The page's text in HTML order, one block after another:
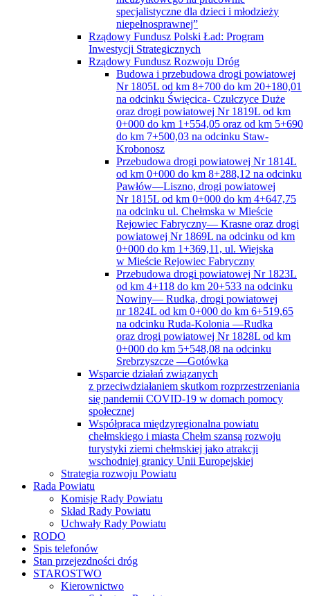
specjalistyczne dla dzieci i młodzieży
niepełnosprawnej”
Rządowy Fundusz Polski Ład: Program
Inwestycji Strategicznych
Rządowy Fundusz Rozwoju Dróg
Budowa i przebudowa drogi powiatowej
Nr 1805L od km 8+700 do km 20+180,01
na odcinku Święcica- Czułczyce Duże
oraz drogi powiatowej Nr 1819L od km
0+000 do km 1+554,05 oraz od km 5+690
do km 7+500,03 na odcinku Staw-
Krobonosz
Przebudowa drogi powiatowej Nr 1814L
od km 0+000 do km 8+288,12 na odcinku
Pawłów—Liszno, drogi powiatowej
Nr 1815L od km 0+000 do km 4+647,75
na odcinku ul. Chełmska w Mieście
Rejowiec Fabryczny— Krasne oraz drogi
powiatowej Nr 1869L na odcinku od km
0+000 do km 1+369,11, ul. Wiejska
w Mieście Rejowiec Fabryczny
Przebudowa drogi powiatowej Nr 1823L
od km 4+118 do km 20+533 na odcinku
Nowiny— Rudka, drogi powiatowej
nr 1824L od km 0+000 do km 6+519,65
na odcinku Ruda-Kolonia —Rudka
oraz drogi powiatowej Nr 1828L od km
0+000 do km 5+548,08 na odcinku
Srebrzyszcze —Gotówka
Wsparcie działań związanych
z przeciwdziałaniem skutkom rozprzestrzeniania
się pandemii COVID-19 w domach pomocy
społecznej
Współpraca międzyregionalna powiatu
chełmskiego i miasta Chełm szansą rozwoju
turystyki ziemi chełmskiej jako atrakcji
wschodniej granicy Unii Europejskiej
Strategia rozwoju Powiatu
Rada Powiatu
Komisje Rady Powiatu
Skład Rady Powiatu
Uchwały Rady Powiatu
RODO
Spis telefonów
Stan przejezdności dróg
STAROSTWO
Kierownictwo